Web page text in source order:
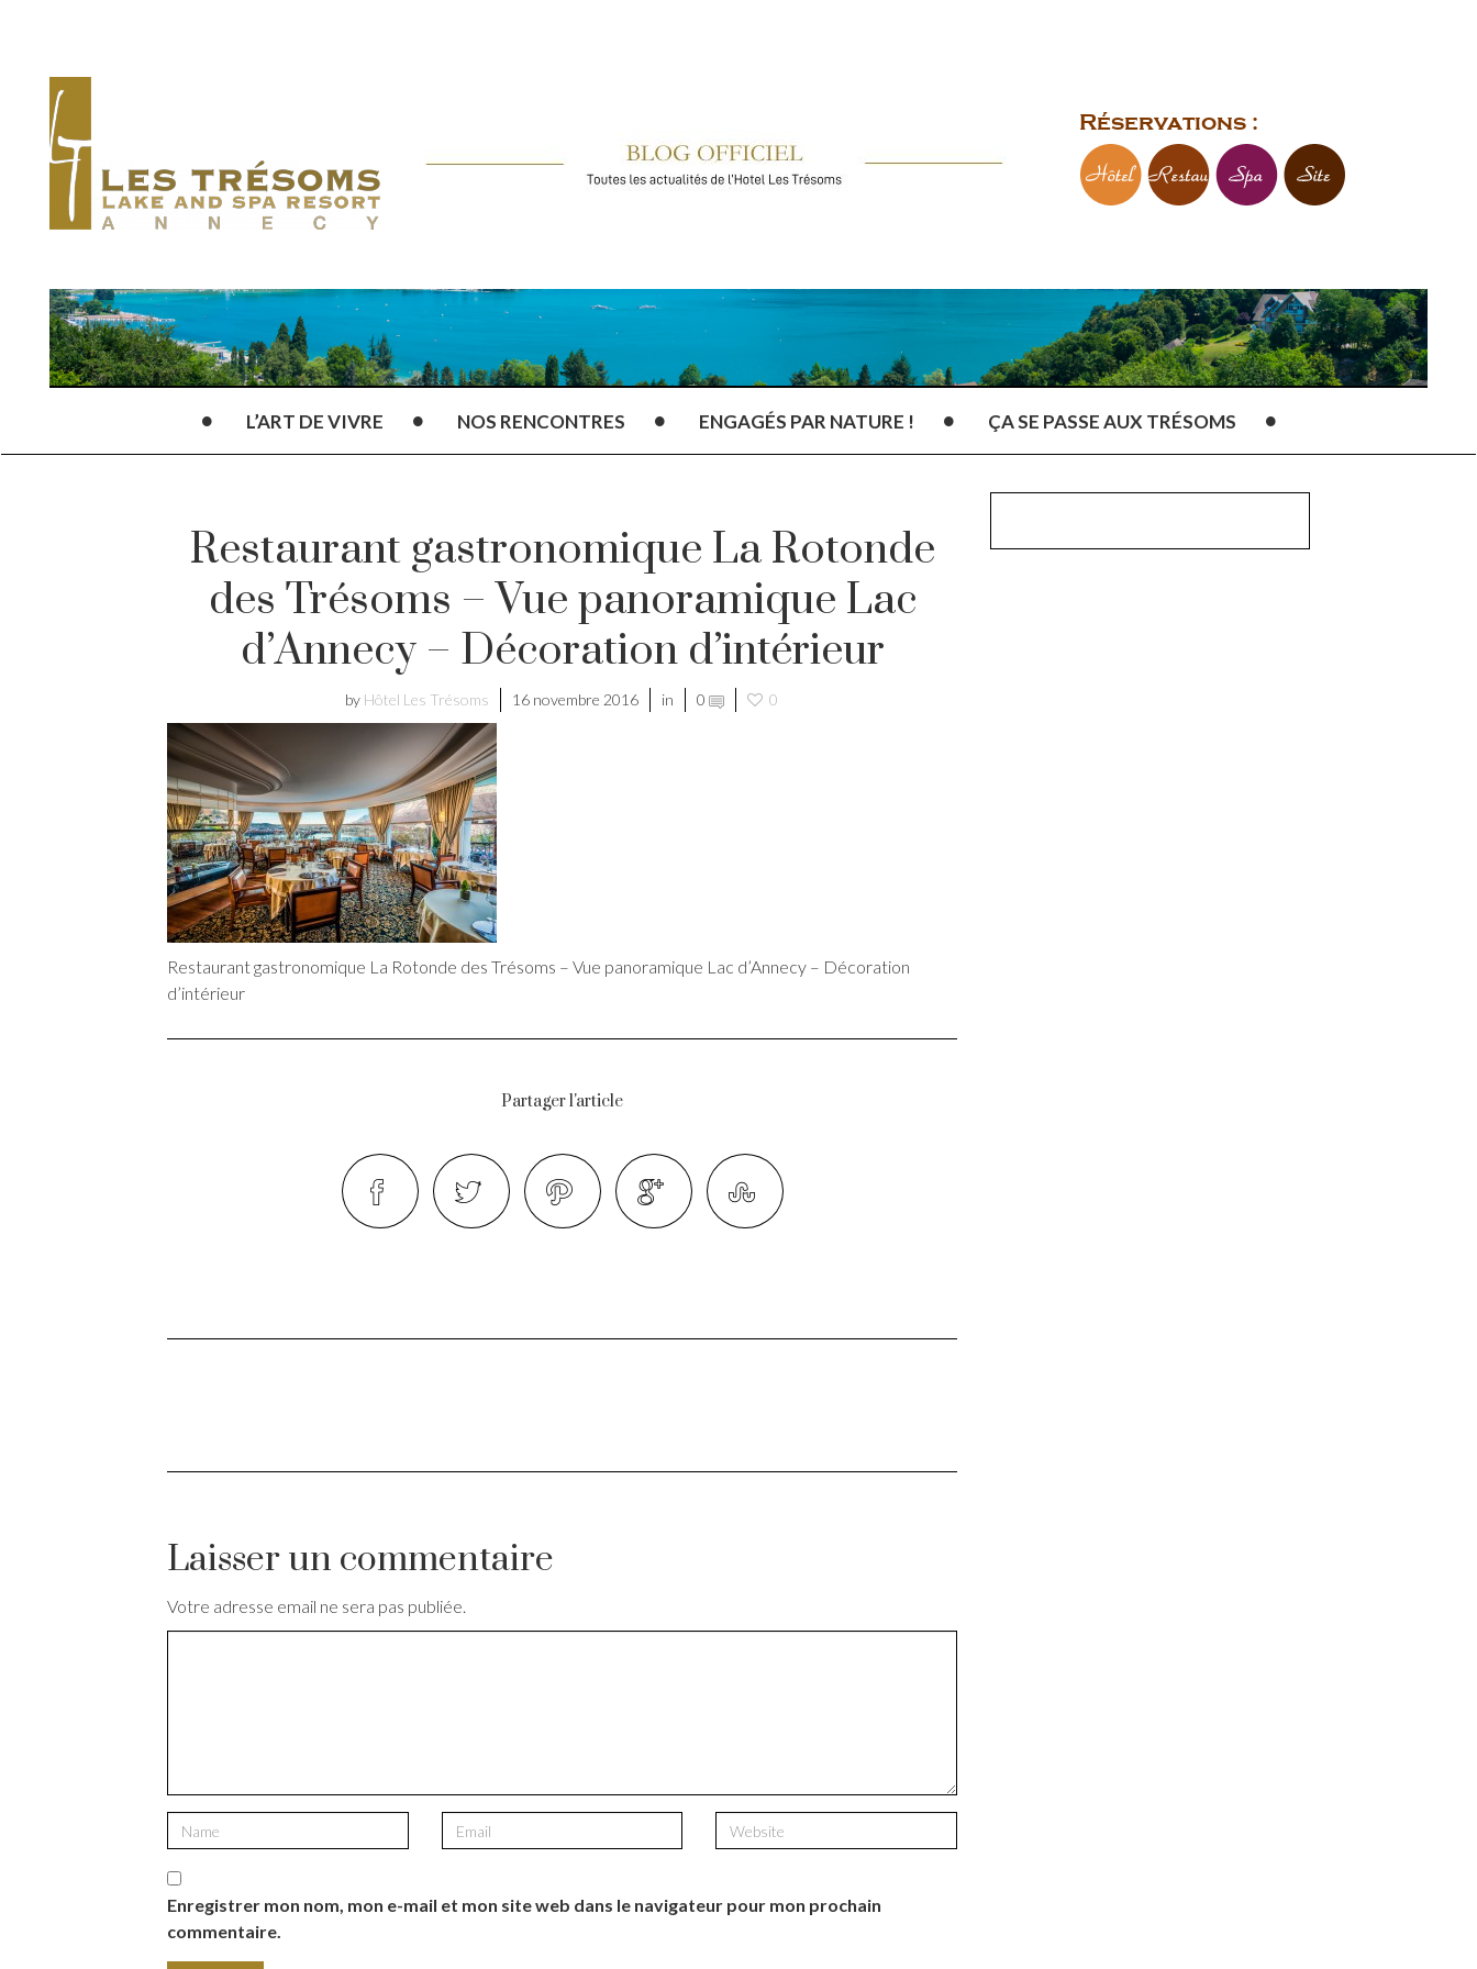
Réservations :
L’ART DE VIVRE NOS RENCONTRES ENGAGÉS PAR NATURE ! ÇA SE PASSE AUX TRÉSOMS
Restaurant gastronomique La Rotonde
des Trésoms – Vue panoramique Lac
d’Annecy – Décoration d’intérieur
by Hôtel Les Trésoms 16 novembre 2016 in 0 0
Restaurant gastronomique La Rotonde des Trésoms – Vue panoramique Lac d’Annecy – Décoration
d’intérieur
Partager l'article
Laisser un commentaire
Votre adresse email ne sera pas publiée.
Enregistrer mon nom, mon e-mail et mon site web dans le navigateur pour mon prochain
commentaire.